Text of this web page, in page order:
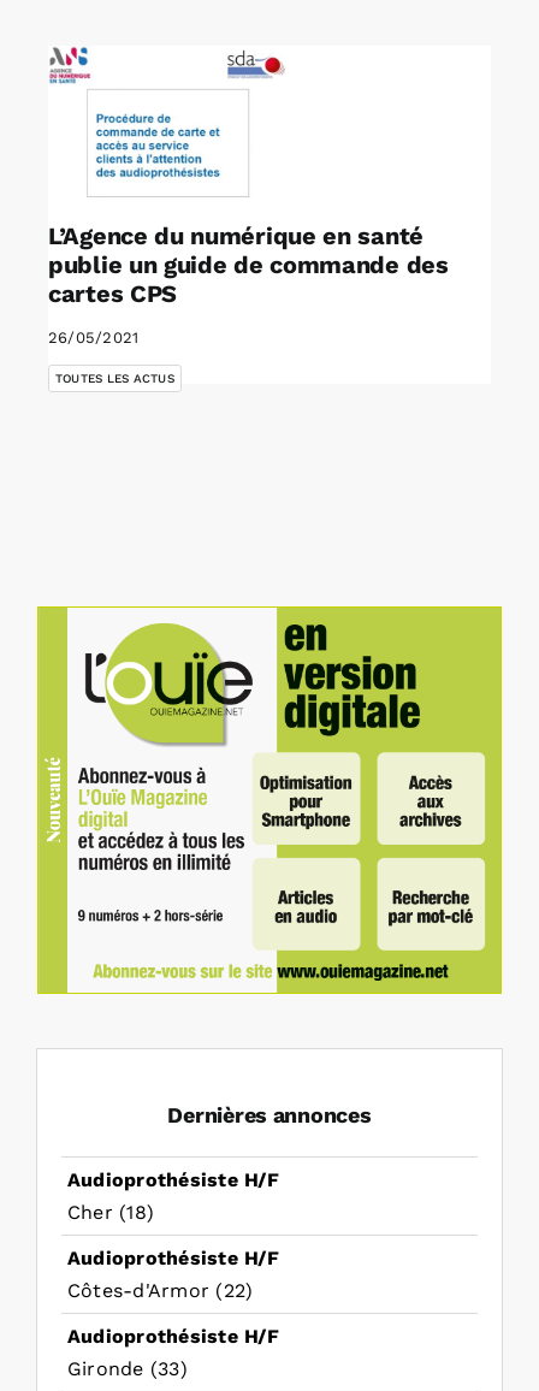
Rechercher:
Annonces emploi
L’Agence du numérique en santé
publie un guide de commande des
cartes CPS
26/05/2021
TOUTES LES ACTUS
Dernières annonces
Audioprothésiste H/F
Cher (18)
Audioprothésiste H/F
Côtes-d'Armor (22)
Audioprothésiste H/F
Gironde (33)